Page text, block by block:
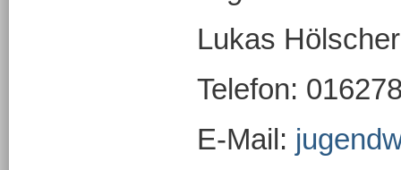
Lukas Hölscher
Telefon:
E-Mail: